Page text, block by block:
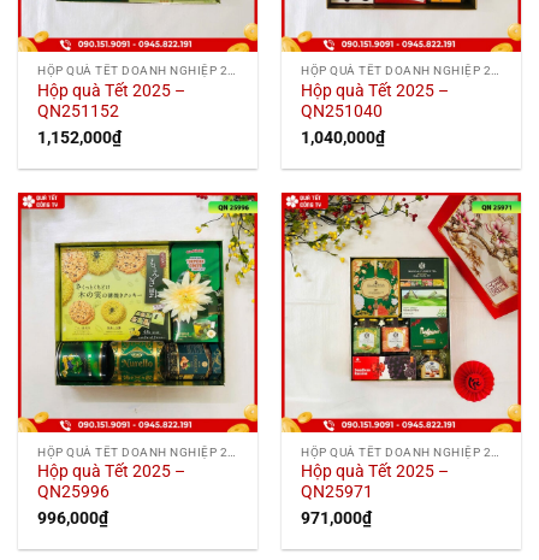
HỘP QUÀ TẾT DOANH NGHIỆP 2025
Hộp quà Tết 2025 –
QN251152
1,152,000₫
HỘP QUÀ TẾT DOANH NGHIỆP 2025
Hộp quà Tết 2025 –
QN251040
1,040,000₫
Hộp quà Tết 2025 –
QN25996
996,000₫
Hộp quà Tết 2025 –
QN25971
971,000₫